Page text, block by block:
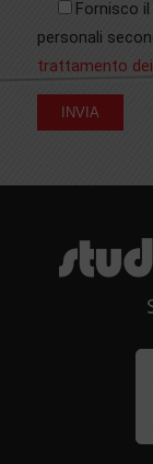
Fornisco
personali
trattamento dei